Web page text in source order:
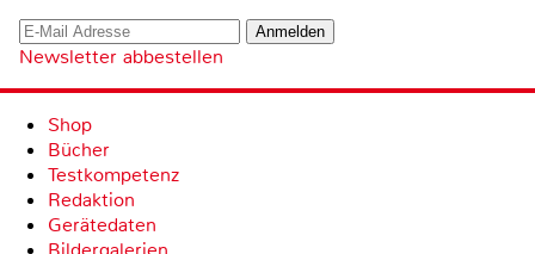
Newsletter abbestellen
Shop
Bücher
Testkompetenz
Redaktion
Gerätedaten